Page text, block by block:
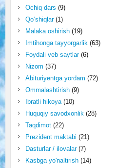
Ochiq dars (9)
Qo‘shiqlar(1)
Malaka oshirish(19)
Imtihonga tayyorgarlik(63)
Foydali veb saytlar(6)
Nizom (37)
Abituriyentga yordam (72)
Ommalashtirish(9)
Ibratli hikoya(10)
Huquqiy savodxonlik(28)
Taqdimot(22)
Prezident maktabi (21)
Dasturlar / ilovalar(7)
Kasbga yo'naltirish(14)